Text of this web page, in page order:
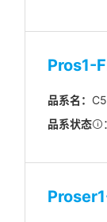
Pros1-
品系名：
品系状态